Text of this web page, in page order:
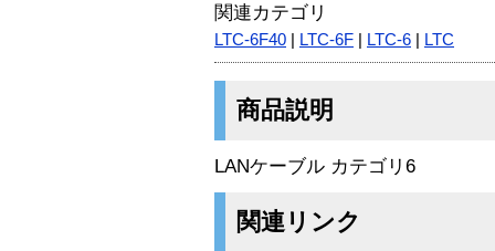
関連カテゴリ
LTC-6F40 LTC-6F LTC-6 LTC
商品説明
LANケーブル カテゴリ6
関連リンク